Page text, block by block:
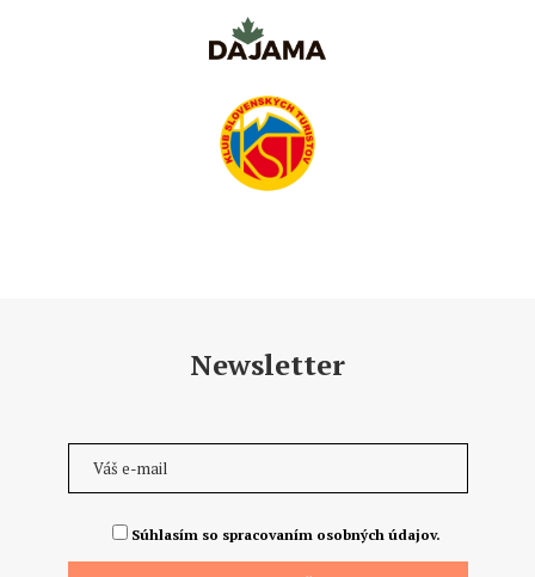
Newsletter
Súhlasím so spracovaním osobných údajov.